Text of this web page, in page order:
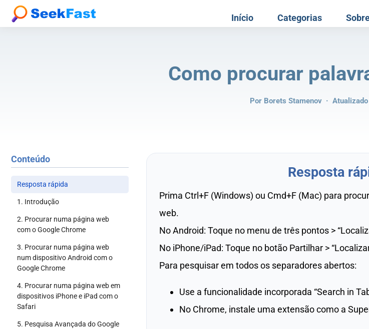
Início Categorias
Como procurar
Por Borets Stamenov· Atualizado
Conteúdo
Resposta rápida
1. Introdução
2. Procurar numa página web
com o Google Chrome
3. Procurar numa página web
num dispositivo Android com o
Google Chrome
4. Procurar numa página web em
dispositivos iPhone e iPad com o
Safari
5. Pesquisa Avançada do Google
Resposta
Prima Ctrl+F (Windows) ou Cmd+F (Mac) para
web.
No Android: Toque no menu de três pontos >
No iPhone/iPad: Toque no botão Partilhar >
Para pesquisar em todos os separadores abertos:
Use a funcionalidade incorporada “Search in
No Chrome, instale uma extensão como a